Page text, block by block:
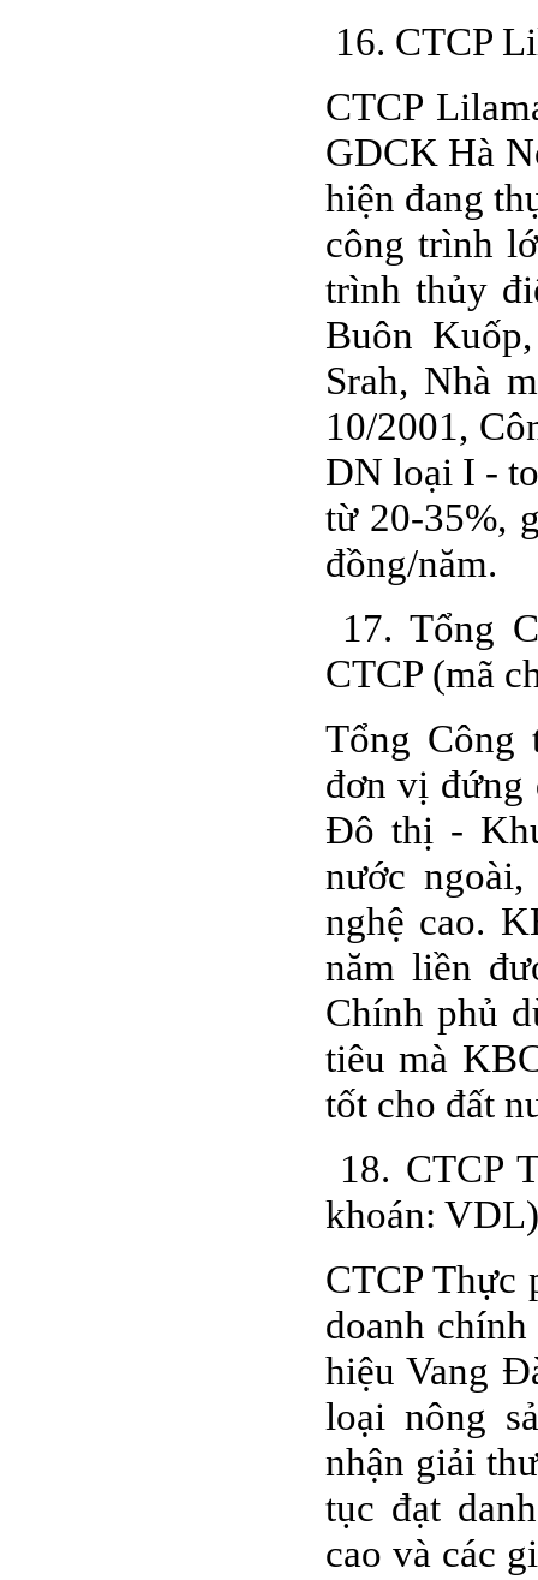
16. CTCP
CTCP
GDCK Hà
hiện đang
công trình
trình thủy
Buôn
Srah, Nhà
10/2001,
DN loại I -
từ 20-35%,
đồng/năm.
17. Tổng
CTCP (mã
Tổng
đơn vị đứng
Đô thị -
nước
nghệ cao.
năm liền
Chính phủ
tiêu mà
tốt cho đất
18. CTCP
khoán: VDL)
CTCP
doanh
hiệu Vang
loại nông
nhận giải
tục đạt
cao và các